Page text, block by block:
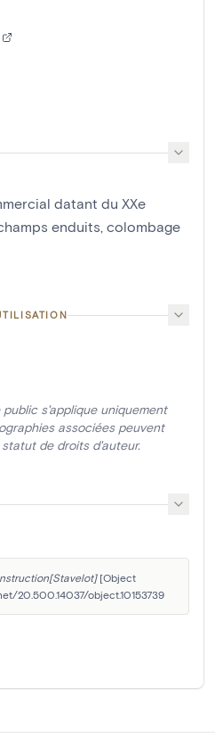
datant du XXe
enduits, colombage
s'applique uniquement
associées peuvent
de droits d'auteur.
[Object
20.500.14037/object.10153739